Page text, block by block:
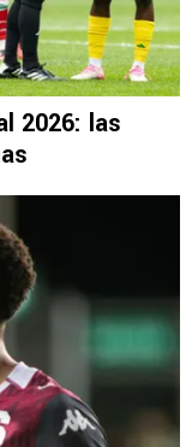
2026: las